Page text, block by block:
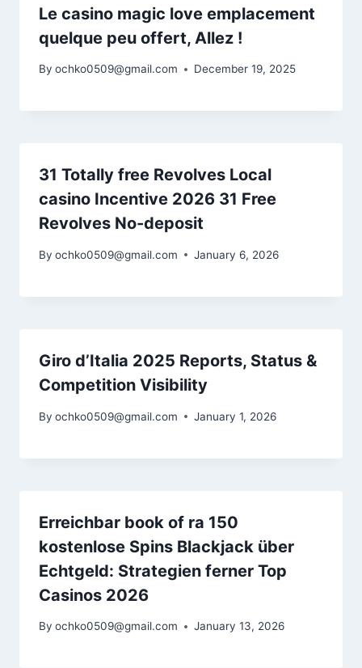
Le casino magic love emplacement
quelque peu offert, Allez !
By ochko0509@gmail.com December 19, 2025
31 Totally free Revolves Local
casino Incentive 2026 31 Free
Revolves No-deposit
By ochko0509@gmail.com January 6, 2026
Giro d’Italia 2025 Reports, Status &
Competition Visibility
By ochko0509@gmail.com January 1, 2026
Erreichbar book of ra 150
kostenlose Spins Blackjack über
Echtgeld: Strategien ferner Top
Casinos 2026
By ochko0509@gmail.com January 13, 2026